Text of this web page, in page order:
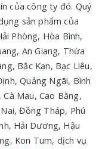
của công ty đó. Quý
sản phẩm của
Phòng, Hòa Bình,
An Giang, Thừa
Bắc Kạn, Bạc Liêu,
Quảng Ngãi, Bình
Mau, Cao Bằng,
Đồng Tháp, Phú
Hải Dương, Hậu
Kon Tum, dịch vụ